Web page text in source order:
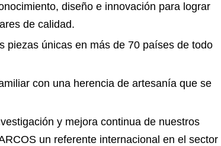
diseño e innovación para lograr
de calidad.
piezas únicas en más de 70 países de todo
con una herencia de artesanía que se
y mejora continua de nuestros
un referente internacional en el sector